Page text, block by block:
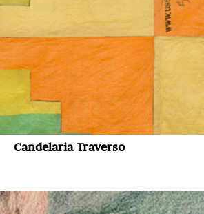
Candelaria Traverso